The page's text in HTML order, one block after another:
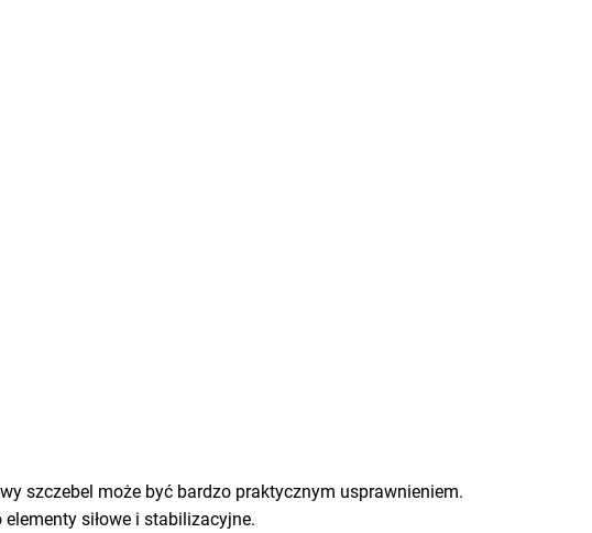
szczebel może być bardzo praktycznym usprawnieniem.
siłowe i stabilizacyjne.